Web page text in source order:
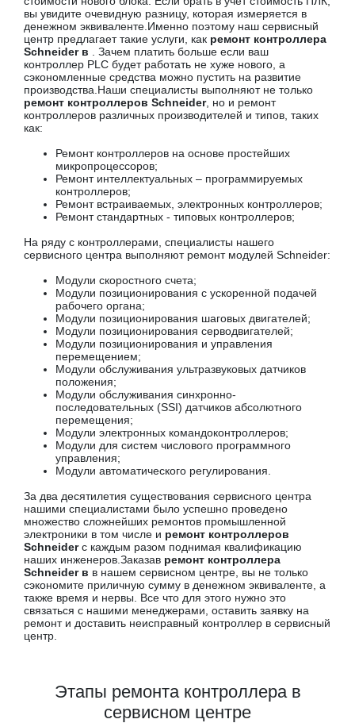
вы увидите очевидную разницу, которая измеряется в
денежном эквиваленте.Именно поэтому наш сервисный
центр предлагает такие услуги, как ремонт контроллера
Schneider в
. Зачем платить больше если ваш
контроллер PLC будет работать не хуже нового, а
сэкономленные средства можно пустить на развитие
производства.Наши специалисты выполняют не только
ремонт контроллеров Schneider, но и ремонт
контроллеров различных производителей и типов, таких
как:
Ремонт контроллеров на основе простейших
микропроцессоров;
Ремонт интеллектуальных – программируемых
контроллеров;
Ремонт встраиваемых, электронных контроллеров;
Ремонт стандартных - типовых контроллеров;
На ряду с контроллерами, специалисты нашего
сервисного центра выполняют ремонт модулей Schneider:
Модули скоростного счета;
Модули позиционирования с ускоренной подачей
рабочего органа;
Модули позиционирования шаговых двигателей;
Модули позиционирования серводвигателей;
Модули позиционирования и управления
перемещением;
Модули обслуживания ультразвуковых датчиков
положения;
Модули обслуживания синхронно-
последовательных (SSI) датчиков абсолютного
перемещения;
Модули электронных командоконтроллеров;
Модули для систем числового программного
управления;
Модули автоматического регулирования.
За два десятилетия существования сервисного центра
нашими специалистами было успешно проведено
множество сложнейших ремонтов промышленной
электроники в том числе и ремонт контроллеров
Schneiderс каждым разом поднимая квалификацию
наших инженеров.Заказав ремонт контроллера
Schneider в в нашем сервисном центре, вы не только
сэкономите приличную сумму в денежном эквиваленте, а
также время и нервы. Все что для этого нужно это
связаться с нашими менеджерами, оставить заявку на
ремонт и доставить неисправный контроллер в сервисный
центр.
Этапы ремонта контроллера в
сервисном центре